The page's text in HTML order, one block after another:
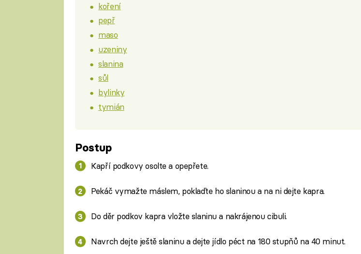
koření
pepř
maso
uzeniny
slanina
sůl
bylinky
tymián
Postup
Kapří podkovy osolte a opepřete.
Pekáč vymažte máslem, poklaďte ho slaninou a na ni dejte kapra.
Do děr podkov kapra vložte slaninu a nakrájenou cibuli.
Navrch dejte ještě slaninu a dejte jídlo péct na 180 stupňů na 40 minut.